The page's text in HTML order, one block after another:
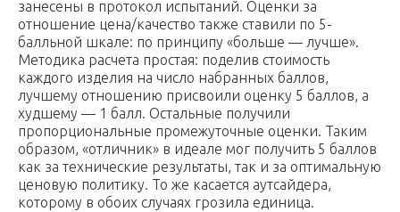
занесены в протокол испытаний. Оценки за
отношение цена/качество также ставили по 5-
балльной шкале: по принципу «больше — лучше».
Методика расчета простая: поделив стоимость
каждого изделия на число набранных баллов,
лучшему отношению присвоили оценку 5 баллов, а
худшему — 1 балл. Остальные получили
пропорциональные промежуточные оценки. Таким
образом, «отличник» в идеале мог получить 5 баллов
как за технические результаты, так и за оптимальную
ценовую политику. То же касается аутсайдера,
которому в обоих случаях грозила единица.